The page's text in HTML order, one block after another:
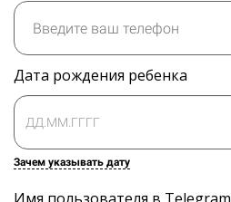
Дата рождения ребенка
Зачем указывать дату